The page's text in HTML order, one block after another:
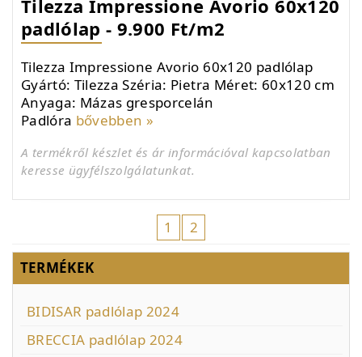
Tilezza Impressione Avorio 60x120
padlólap - 9.900 Ft/m2
Tilezza Impressione Avorio 60x120 padlólap
Gyártó: Tilezza Széria: Pietra Méret: 60x120 cm
Anyaga: Mázas gresporcelán
Padlóra bővebben »
A termékről készlet és ár információval kapcsolatban
keresse ügyfélszolgálatunkat.
1 2
TERMÉKEK
BIDISAR padlólap 2024
BRECCIA padlólap 2024